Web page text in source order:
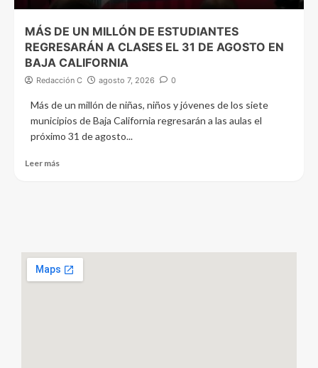
MÁS DE UN MILLÓN DE ESTUDIANTES
REGRESARÁN A CLASES EL 31 DE AGOSTO EN
BAJA CALIFORNIA
Redacción C agosto 7, 2026 0
Más de un millón de niñas, niños y jóvenes de los siete
municipios de Baja California regresarán a las aulas el
próximo 31 de agosto...
Leer más